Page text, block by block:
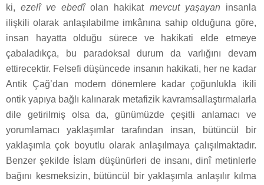
ki,ezelî ve ebedîolan hakikat mevcut yaşayaninsanla
ilişkili olarak anlaşılabilme imkânına sahip olduğuna göre,
insan hayatta olduğu sürece ve hakikati elde etmeye
çabaladıkça, bu paradoksal durum da varlığını devam
ettirecektir. Felsefi düşüncede insanın hakikati, her ne kadar
Antik Çağ’dan modern dönemlere kadar çoğunlukla ikili
ontik yapıya bağlı kalınarak metafizik kavramsallaştırmalarla
dile getirilmiş olsa da, günümüzde çeşitli anlamacı ve
yorumlamacı yaklaşımlar tarafından insan, bütüncül bir
yaklaşımla çok boyutlu olarak anlaşılmaya çalışılmaktadır.
Benzer şekilde İslam düşünürleri de insanı, dinî metinlerle
bağını kesmeksizin, bütüncül bir yaklaşımla anlaşılır kılma